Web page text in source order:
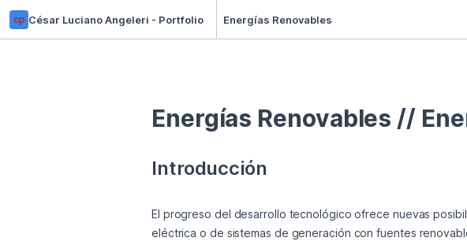
cp César Luciano Angeleri - Portfolio Energías Renovables
El progreso del desarrollo tecnológico ofrece nuevas
eléctrica o de sistemas de generación con fuentes